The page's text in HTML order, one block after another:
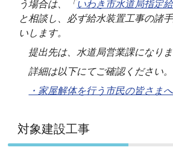
う場合は、「 いわき市水道局指定
と相談し、必ず給水装置工事の諸
いします。
提出先は、水道局営業課になりま
詳細は以下にてご確認ください。
・家屋解体を行う市民の皆さまへ
対象建設工事